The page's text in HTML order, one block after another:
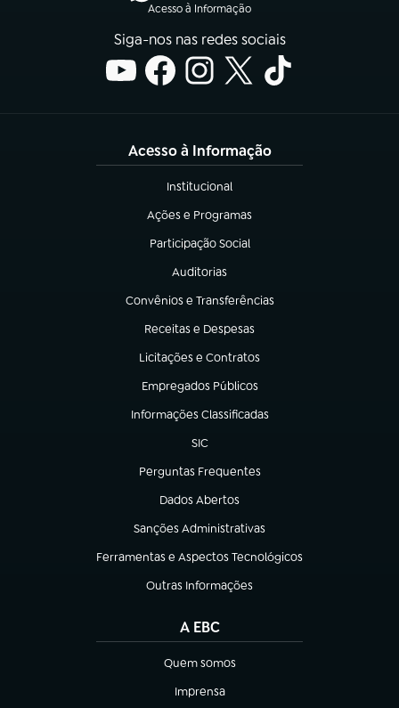
Acesso à Informação
Siga-nos nas redes sociais
Acesso à Informação
Institucional
(abre em nova aba)
Ações e Programas
(abre em nova aba)
Participação Social
(abre em nova aba)
Auditorias
(abre em nova aba)
Convênios e Transferências
(abre em nova aba)
Receitas e Despesas
(abre em nova aba)
Licitações e Contratos
(abre em nova aba)
Empregados Públicos
(abre em nova aba)
Informações Classificadas
(abre em nova aba)
SIC
(abre em nova aba)
Perguntas Frequentes
(abre em nova aba)
Dados Abertos
(abre em nova aba)
Sanções Administrativas
(abre em nova aba)
Ferramentas e Aspectos Tecnológicos
(abre em nova aba)
Outras Informações
(abre em nova aba)
A EBC
Quem somos
(abre em nova aba)
Imprensa
(abre em nova aba)